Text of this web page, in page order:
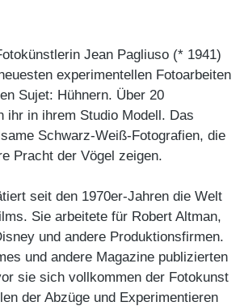
Jean Pagliuso (* 1941)
experimentellen Fotoarbeiten
Sujet: Hühnern. Über 20
ihr in ihrem Studio Modell. Das
Schwarz-Weiß-Fotografien, die
Pracht der Vögel zeigen.
seit den 1970er-Jahren die Welt
Sie arbeitete für Robert Altman,
und andere Produktionsfirmen.
und andere Magazine publizierten
sie sich vollkommen der Fotokunst
der Abzüge und Experimentieren